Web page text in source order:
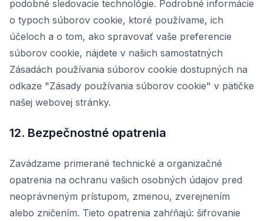
podobné sledovacie technológie. Podrobné informácie
o typoch súborov cookie, ktoré používame, ich
účeloch a o tom, ako spravovať vaše preferencie
súborov cookie, nájdete v našich samostatných
Zásadách používania súborov cookie dostupných na
odkaze "Zásady používania súborov cookie" v pätičke
našej webovej stránky.
12. Bezpečnostné opatrenia
Zavádzame primerané technické a organizačné
opatrenia na ochranu vašich osobných údajov pred
neoprávneným prístupom, zmenou, zverejnením
alebo zničením. Tieto opatrenia zahŕňajú: šifrovanie